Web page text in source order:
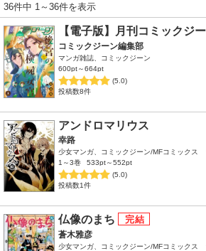
36件中 1～36件を表示
【電子版】月刊コミックジ
コミックジーン編集部
マンガ雑誌、コミックジーン
600pt～664pt
(5.0)
投稿数8件
アンドロマリウス
幸路
少女マンガ、コミックジーン/MFコミックス
1～3巻
533pt～552pt
(5.0)
投稿数1件
仏像のまち
蒼木雅彦
少女マンガ、コミックジーン/MFコミックス